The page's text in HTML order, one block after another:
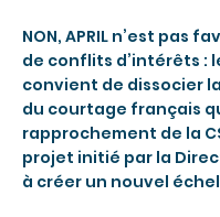
NON, APRIL n’est pas
de conflits d’intérêts :
convient de dissocier
du courtage français
rapprochement de la
projet initié par la
à créer un nouvel